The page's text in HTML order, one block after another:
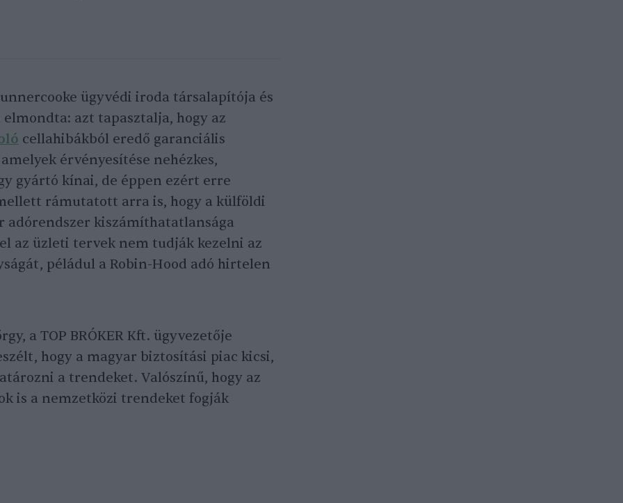
ügyvédi iroda társalapítója és
azt tapasztalja, hogy az
cellahibákból eredő garanciális
érvényesítése nehézkes,
gyártó kínai, de éppen ezért erre
rámutatott arra is, hogy a külföldi
adórendszer kiszámíthatatlansága
az üzleti tervek nem tudják kezelni az
péládul a Robin-Hood adó hirtelen
a TOP BRÓKER Kft. ügyvezetője
hogy a magyar biztosítási piac kicsi,
a trendeket. Valószínű, hogy az
is a nemzetközi trendeket fogják